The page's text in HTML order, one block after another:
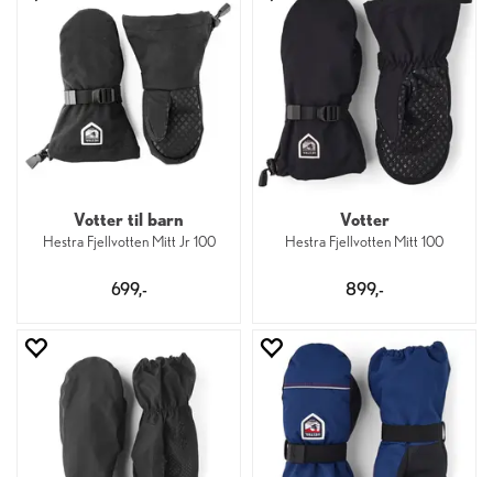
Votter til barn
Hestra Fjellvotten Mitt Jr 100
699,-
Votter
Hestra Fjellvotten Mitt 100
899,-